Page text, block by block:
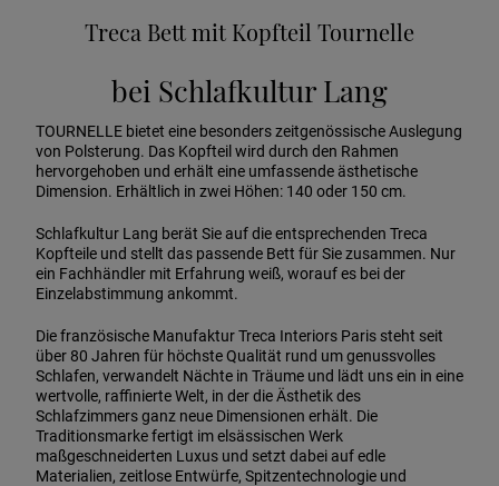
Treca Bett mit Kopfteil Tournelle
bei Schlafkultur Lang
TOURNELLE bietet eine besonders zeitgenössische Auslegung
von Polsterung. Das Kopfteil wird durch den Rahmen
hervorgehoben und erhält eine umfassende ästhetische
Dimension. Erhältlich in zwei Höhen: 140 oder 150 cm.
Schlafkultur Lang berät Sie auf die entsprechenden Treca
Kopfteile und stellt das passende Bett für Sie zusammen. Nur
ein Fachhändler mit Erfahrung weiß, worauf es bei der
Einzelabstimmung ankommt.
Die französische Manufaktur Treca Interiors Paris steht seit
über 80 Jahren für höchste Qualität rund um genussvolles
Schlafen, verwandelt Nächte in Träume und lädt uns ein in eine
wertvolle, raffinierte Welt, in der die Ästhetik des
Schlafzimmers ganz neue Dimensionen erhält. Die
Traditionsmarke fertigt im elsässischen Werk
maßgeschneiderten Luxus und setzt dabei auf edle
Materialien, zeitlose Entwürfe, Spitzentechnologie und